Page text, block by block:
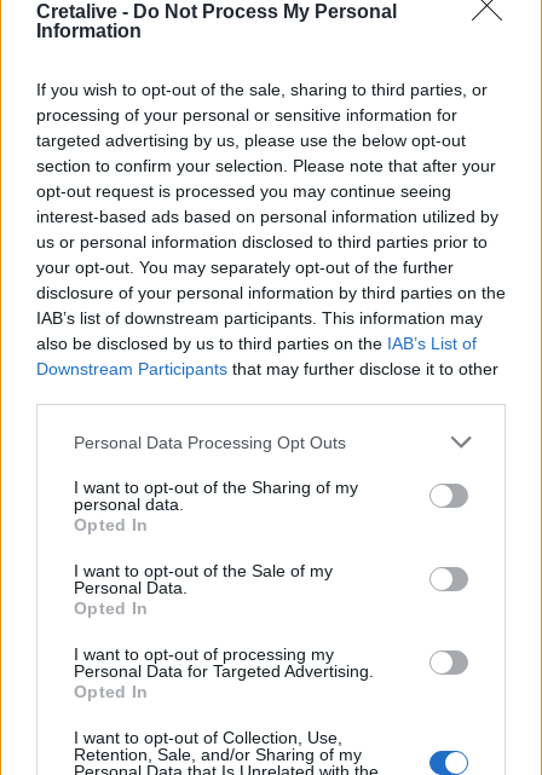
Cretalive - Do Not Process My Personal
Information
If you wish to opt-out of the sale, sharing to third parties, or
processing of your personal or sensitive information for
targeted advertising by us, please use the below opt-out
section to confirm your selection. Please note that after your
opt-out request is processed you may continue seeing
interest-based ads based on personal information utilized by
us or personal information disclosed to third parties prior to
your opt-out. You may separately opt-out of the further
disclosure of your personal information by third parties on the
IAB’s list of downstream participants. This information may
also be disclosed by us to third parties on the IAB’s List of
Downstream Participants that may further disclose it to other
Personal Data Processing Opt Outs
I want to opt-out of the Sharing of my
personal data.
Opted In
I want to opt-out of the Sale of my
Personal Data.
Opted In
I want to opt-out of processing my
Personal Data for Targeted Advertising.
Opted In
I want to opt-out of Collection, Use,
Retention, Sale, and/or Sharing of my
Κίσσαμος: 32χρονος κατηγορείται για πέντε κλοπές από
επιχειρήσεις
12:14
Τροχαίο ατύχημα το πρωί στην Πάρνηθα - Στο
νοσοκομείο 4 άτομα
11:59
Τραγωδία στα Μάλια: 64χρονος ανασύρθηκε νεκρός από
τη θάλασσα
ΠΕΡΙΣΣΟΤΕΡΑ
ΣΧΕΤΙΚA AΡΘΡΑ
Κρήτη: Και την Δευτέρα (10/08) πολύ υψηλός ο
Κρήτη: Και την Δευτέρα (10/08)
Κρήτη: Και την Δευτέρα (10/08)
Κρήτη: Ριπές ανέμου έως 110 χλμ
Κρήτη: Ριπές ανέμου έως 110 χλμ
την ώρα - Παραμένει ο